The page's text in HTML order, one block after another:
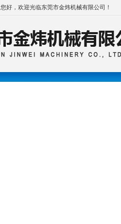
您好，欢迎光临东莞市金炜机械有限公司！